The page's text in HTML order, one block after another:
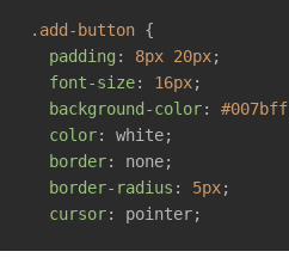
.add-button {
padding : 8px 20px;
font-size: 16px;
background-color: #007bff
color: white;
border: none;
border-radius : 5px;
cursor: pointer;